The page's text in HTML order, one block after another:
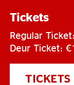
Tickets
Regular
Deur Ticket:
TICKETS